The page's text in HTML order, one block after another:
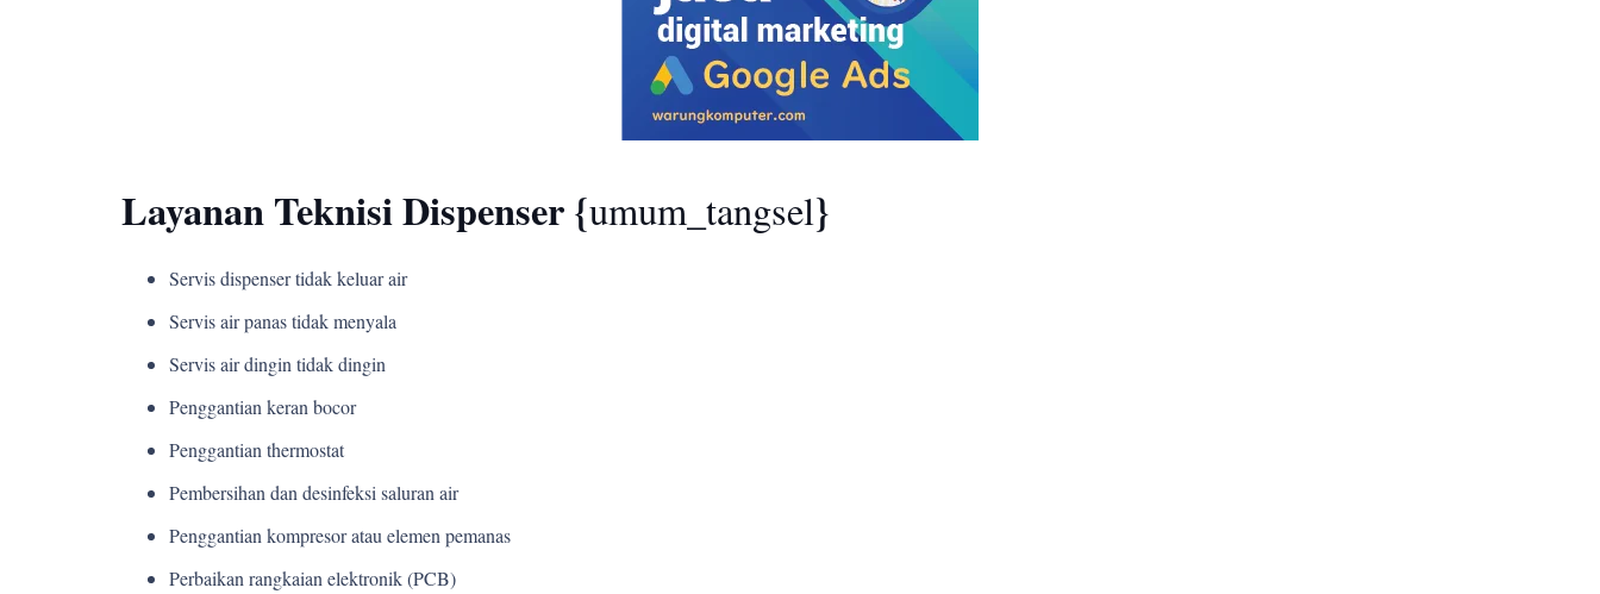
Layanan Teknisi Dispenser {umum_tangsel}
Servis dispenser tidak keluar air
Servis air panas tidak menyala
Servis air dingin tidak dingin
Penggantian keran bocor
Penggantian thermostat
Pembersihan dan desinfeksi saluran air
Penggantian kompresor atau elemen pemanas
Perbaikan rangkaian elektronik (PCB)